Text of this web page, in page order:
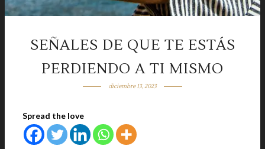
SEÑALES DE QUE TE ESTÁS
PERDIENDO A TI MISMO
diciembre 13, 2023
Spread the love